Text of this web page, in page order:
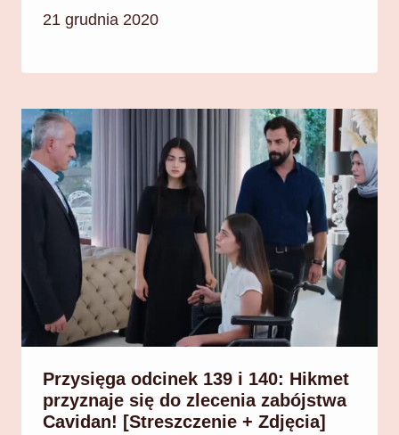
21 grudnia 2020
Przysięga odcinek 139 i 140: Hikmet
przyznaje się do zlecenia zabójstwa
Cavidan! [Streszczenie + Zdjęcia]